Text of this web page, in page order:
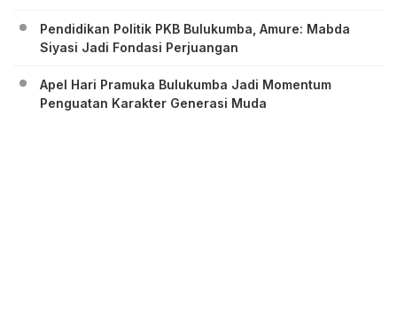
Pendidikan Politik PKB Bulukumba, Amure: Mabda
Siyasi Jadi Fondasi Perjuangan
Apel Hari Pramuka Bulukumba Jadi Momentum
Penguatan Karakter Generasi Muda